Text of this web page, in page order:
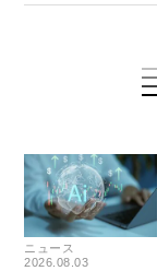
ニュース
2026.08.03